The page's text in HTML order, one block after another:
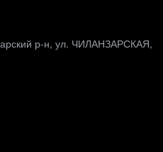
р-н, ул. ЧИЛАНЗАРСКАЯ,